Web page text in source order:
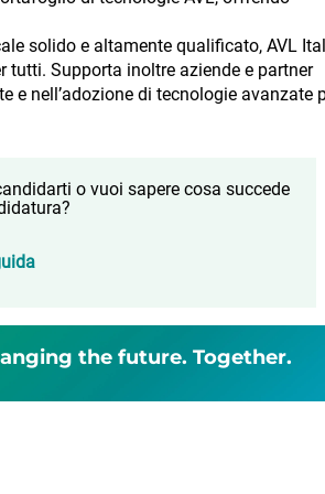
solido e altamente qualificato, AVL
tutti. Supporta inoltre aziende e partner
e nell’adozione di tecnologie avanzate
o vuoi sapere cosa succede
the future. Together.